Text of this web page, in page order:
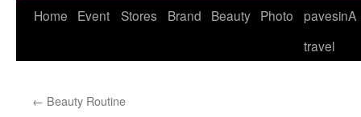
VaiHome Event Stores Brand Beauty Photo
pavesinA
travel
← Beauty Routine